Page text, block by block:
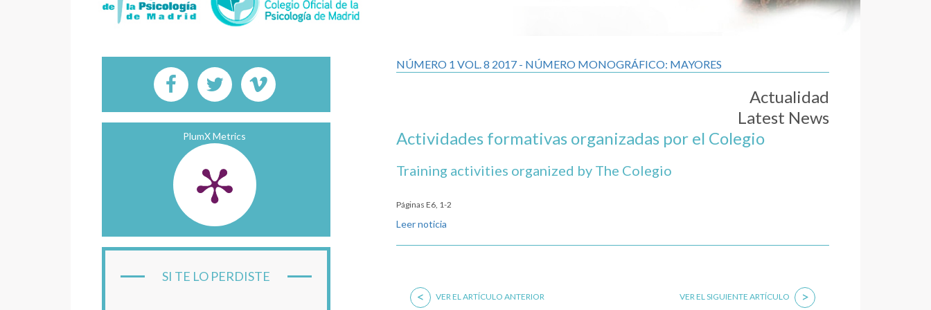
NÚMERO 1 VOL. 8 2017 - NÚMERO MONOGRÁFICO: MAYORES
Actualidad
Latest News
Actividades formativas organizadas por el Colegio
Training activities organized by The Colegio
Páginas E6, 1-2
Leer noticia
< VER EL ARTÍCULO ANTERIOR VER EL SIGUIENTE ARTÍCULO >
PlumX Metrics
SI TE LO PERDISTE